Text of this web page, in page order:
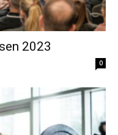
2023
0